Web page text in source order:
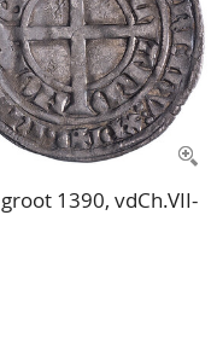
1390, vdCh.VII-